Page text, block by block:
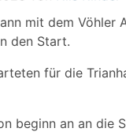
mit dem
den Start.
für die
beginn an an die